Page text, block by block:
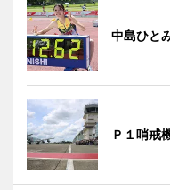
中島ひと
Ｐ１哨戒